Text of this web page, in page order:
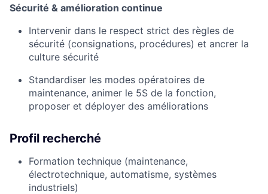
Sécurité & amélioration continue
Intervenir dans le respect strict des règles de
sécurité (consignations, procédures) et ancrer la
culture sécurité
Standardiser les modes opératoires de
maintenance, animer le 5S de la fonction,
proposer et déployer des améliorations
Profil recherché
Formation technique (maintenance,
électrotechnique, automatisme, systèmes
industriels)